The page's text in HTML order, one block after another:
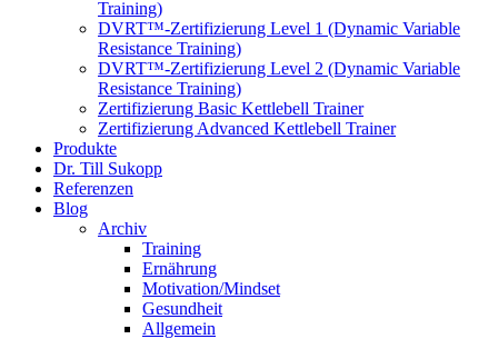
Training)
DVRT™-Zertifizierung Level 1 (Dynamic Variable
Resistance Training)
DVRT™-Zertifizierung Level 2 (Dynamic Variable
Resistance Training)
Zertifizierung Basic Kettlebell Trainer
Zertifizierung Advanced Kettlebell Trainer
Produkte
Dr. Till Sukopp
Referenzen
Blog
Archiv
Training
Ernährung
Motivation/Mindset
Gesundheit
Allgemein